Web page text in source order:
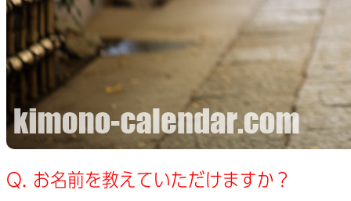
Q. お名前を教えていただけますか？